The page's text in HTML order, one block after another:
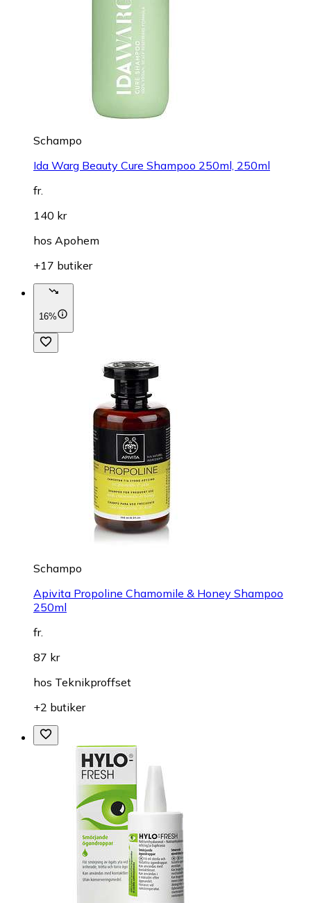
Schampo
Ida Warg Beauty Cure Shampoo 250ml, 250ml
fr.
140 kr
hos Apohem
+17 butiker
16%
Schampo
Apivita Propoline Chamomile & Honey Shampoo
250ml
fr.
87 kr
hos Teknikproffset
+2 butiker